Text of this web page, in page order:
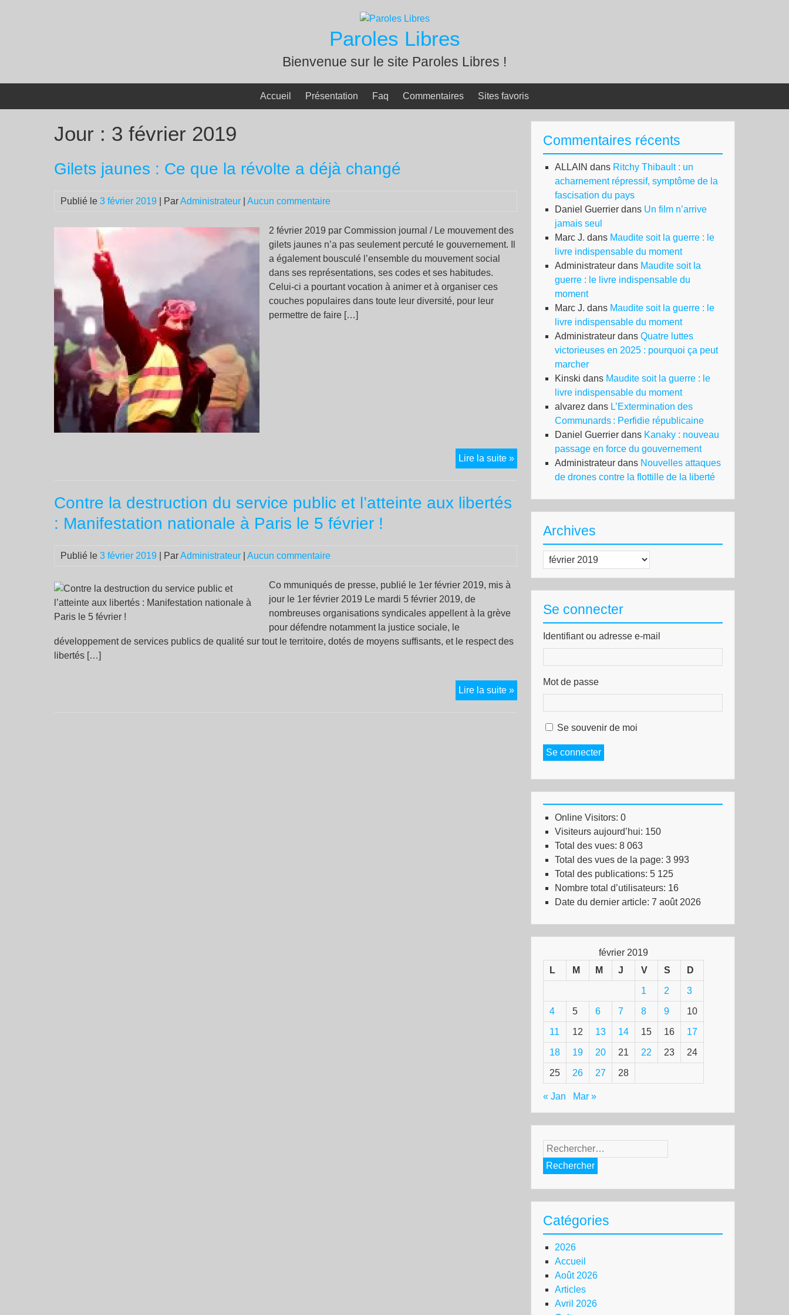
Paroles Libres
Bienvenue sur le site Paroles Libres !
Accueil Présentation Faq Commentaires Sites favoris
Jour : 3 février 2019
Gilets jaunes : Ce que la révolte a déjà changé
Publié le 3 février 2019 | ParAdministrateur Aucun commentaire
2 février 2019 par Commission journal / Le mouvement des
gilets jaunes n’a pas seulement percuté le gouvernement. Il
a également bousculé l’ensemble du mouvement social
dans ses représentations, ses codes et ses habitudes.
Celui-ci a pourtant vocation à animer et à organiser ces
couches populaires dans toute leur diversité, pour leur
permettre de faire […]
Lire la suite »Gilets
jaunes
Contre la destruction du service public et l’atteinte aux libertés
: Manifestation nationale à Paris le 5 février !
Publié le 3 février 2019 | ParAdministrateur Aucun commentaire
Co mmuniqués de presse, publié le 1er février 2019, mis à
jour le 1er février 2019 Le mardi 5 février 2019, de
nombreuses organisations syndicales appellent à la grève
pour défendre notamment la justice sociale, le
développement de services publics de qualité sur tout le territoire, dotés de moyens suffisants, et le respect des
libertés […]
Lire la suite »Contre
la
service
Manifestation
nationale
Commentaires récents
ALLAIN dans Ritchy Thibault : un
acharnement répressif, symptôme de la
fascisation du pays
Daniel Guerrier dans Un film n’arrive
jamais seul
Marc J. dans Maudite soit la guerre : le
livre indispensable du moment
Administrateur dans Maudite soit la
guerre : le livre indispensable du
moment
Marc J. dans Maudite soit la guerre : le
livre indispensable du moment
Administrateur dans Quatre luttes
victorieuses en 2025 : pourquoi ça peut
marcher
Kinski dans Maudite soit la guerre : le
livre indispensable du moment
alvarez dans L’Extermination des
Communards : Perfidie républicaine
Daniel Guerrier dans Kanaky : nouveau
passage en force du gouvernement
Administrateur dans Nouvelles attaques
de drones contre la flottille de la liberté
Archives
Archives
Se connecter
Identifiant ou adresse e-mail
Mot de passe
Se souvenir de moi
Se connecter
Online Visitors: 0
Visiteurs aujourd’hui: 150
Total des vues: 8 063
Total des vues de la page: 3 993
Total des publications: 5 125
Nombre total d’utilisateurs: 16
Date du dernier article: 7 août 2026
février 2019
L
M M J V S D
1 2 3
4 5 6 7 8 9 10
11 12 13 14 15 16 17
18 19 20 21 22 23 24
25 26 27 28
« Jan Mar »
Rechercher :
Catégories
2026
Accueil
Août 2026
Articles
Avril 2026